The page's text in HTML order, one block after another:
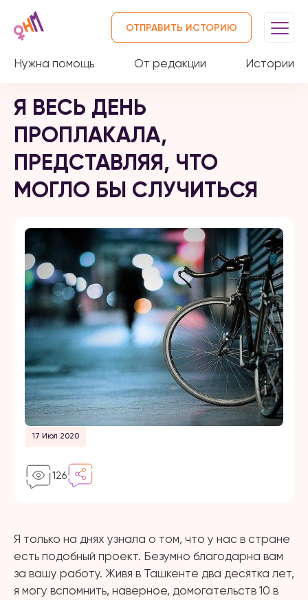
Нужна помощь От редакции Истории
ОТПРАВИТЬ ИСТОРИЮ
Я ВЕСЬ ДЕНЬ
ПРОПЛАКАЛА,
ПРЕДСТАВЛЯЯ, ЧТО
МОГЛО БЫ СЛУЧИТЬСЯ
17 Июл 2020
126
Я только на днях узнала о том, что у нас в стране
есть подобный проект. Безумно благодарна вам
за вашу работу. Живя в Ташкенте два десятка лет,
я могу вспомнить, наверное, домогательств 10 в